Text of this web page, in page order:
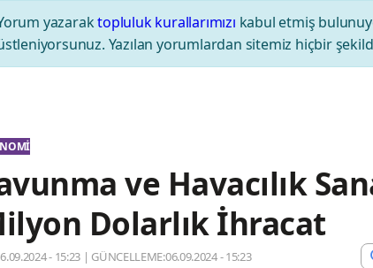
yazaraktopluluk kurallarımızı kabul etmiş
Yazılan yorumlardan sitemiz hiçbir
ve Havacılık
Dolarlık İhracat
- 15:23 | GÜNCELLEME:06.09.2024 - 15:23